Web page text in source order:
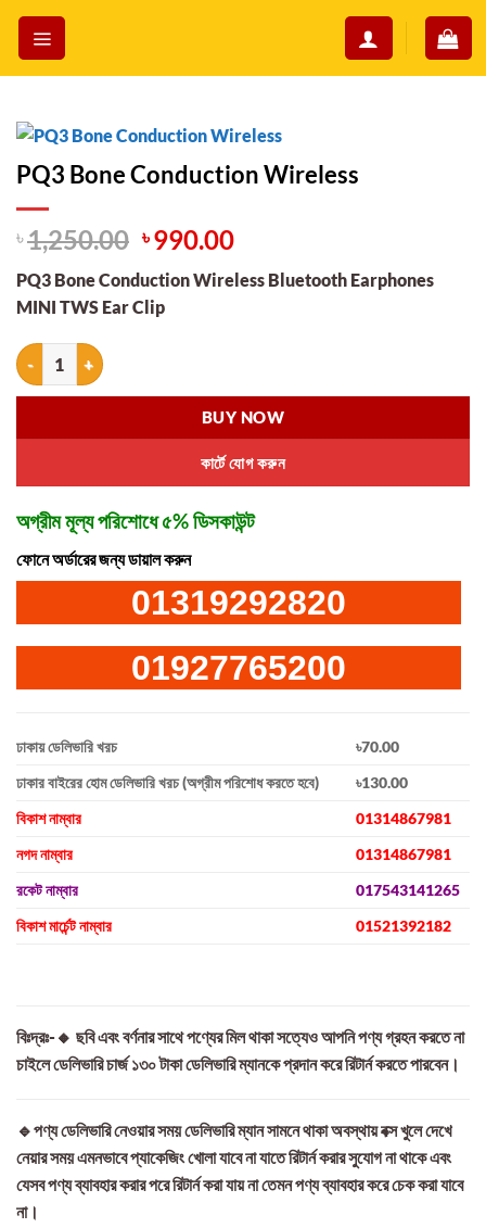
Skip
content
PQ3 Bone Conduction Wireless
৳1,250.00 Original
was:
৳ 1,250.00.
৳990.00Current
is:
PQ3 Bone Conduction Wireless Bluetooth Earphones
MINI TWS Ear Clip
PQ3 Bone Conduction Wireless quantity
কার্টে যোগ করুন
BUY NOW
অগ্রীম মূল্য পরিশোধে ৫% ডিসকাউন্ট
ফোনে অর্ডারের জন্য ডায়াল করুন
01319292820
01927765200
ঢাকায় ডেলিভারি খরচ
৳70.00
ঢাকার বাইরের হোম ডেলিভারি খরচ (অগ্রীম পরিশোধ করতে হবে)
৳130.00
বিকাশ নাম্বার
01314867981
নগদ নাম্বার
01314867981
রকেট নাম্বার
017543141265
বিকাশ মার্চেন্ট নাম্বার
01521392182
বিঃদ্রঃ-🔸 ছবি এবং বর্ণনার সাথে পণ্যের মিল থাকা সত্যেও আপনি পণ্য গ্রহন করতে না
চাইলে ডেলিভারি চার্জ ১৩০ টাকা ডেলিভারি ম্যানকে প্রদান করে রিটার্ন করতে পারবেন।
🔹পণ্য ডেলিভারি নেওয়ার সময় ডেলিভারি ম্যান সামনে থাকা অবস্থায় বক্স খুলে দেখে
নেয়ার সময় এমনভাবে প্যাকেজিং খোলা যাবে না যাতে রিটার্ন করার সুযোগ না থাকে এবং
যেসব পণ্য ব্যাবহার করার পরে রিটার্ন করা যায় না তেমন পণ্য ব্যাবহার করে চেক করা যাবে
না।